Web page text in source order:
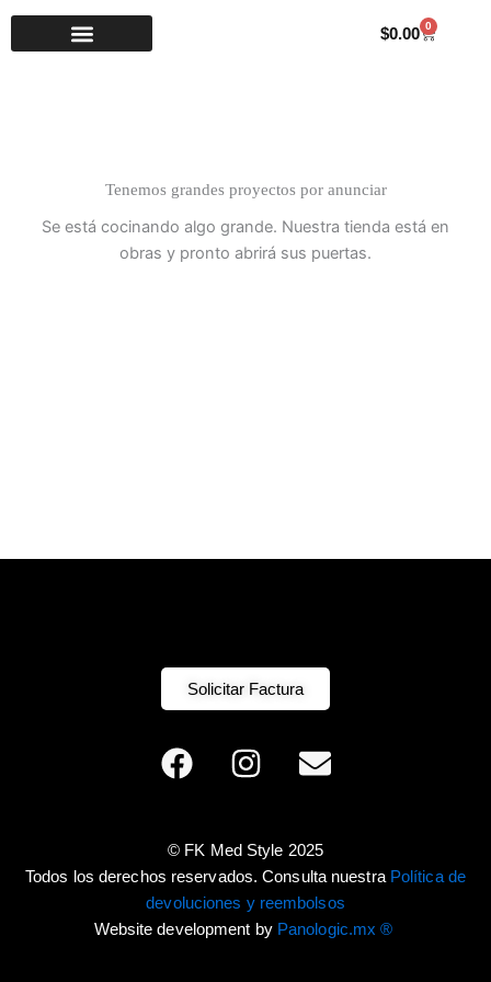
$0.00 0
Carrito
Tenemos grandes proyectos por anunciar
Se está cocinando algo grande. Nuestra tienda está en
obras y pronto abrirá sus puertas.
Solicitar Factura
F
a
e
b
o
o
I
n
t
a
g
r
E
n
e
l
o
p
© FK Med Style 2025
Todos los derechos reservados. Consulta nuestra Política de
devoluciones y reembolsos
Website development by Panologic.mx ®